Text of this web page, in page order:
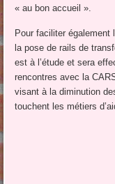
« au bon accueil ».
Pour faciliter
la pose de rails de
est à l’étude et sera
rencontres avec la
visant à la diminution
touchent les métiers